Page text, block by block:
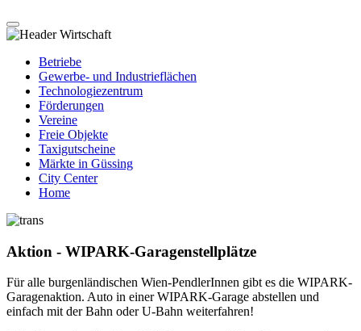
Betriebe
Gewerbe- und Industrieflächen
Technologiezentrum
Förderungen
Vereine
Freie Objekte
Taxigutscheine
Märkte in Güssing
City Center
Home
Aktion - WIPARK-Garagenstellplätze
Für alle burgenländischen Wien-PendlerInnen gibt es die WIPARK-
Garagenaktion. Auto in einer WIPARK-Garage abstellen und
einfach mit der Bahn oder U-Bahn weiterfahren!